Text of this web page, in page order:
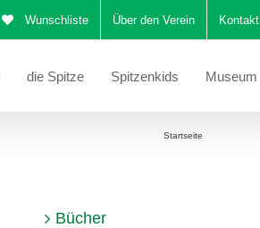
Wunschliste Über den Verein Kontakt
die Spitze Spitzenkids Museum
Startseite
Bücher